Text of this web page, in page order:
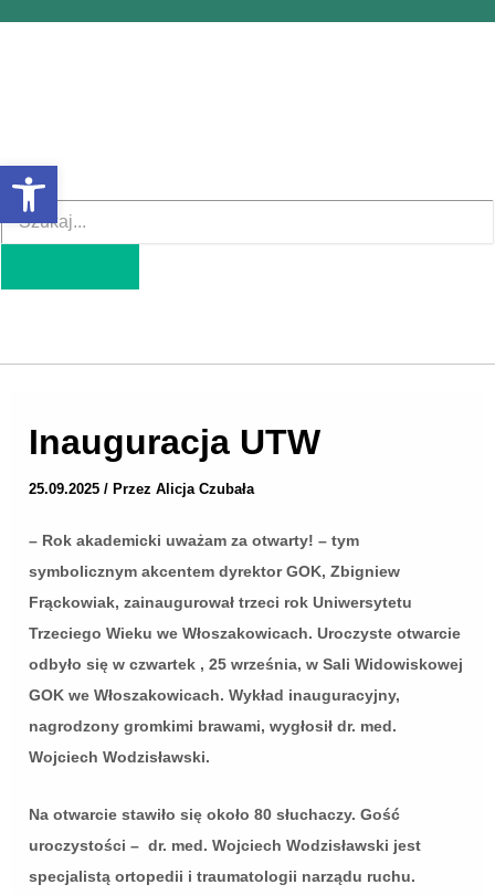
Inauguracja UTW
25.09.2025/ PrzezAlicja Czubała
– Rok akademicki uważam za otwarty! – tym
symbolicznym akcentem dyrektor GOK, Zbigniew
Frąckowiak, zainaugurował trzeci rok Uniwersytetu
Trzeciego Wieku we Włoszakowicach. Uroczyste otwarcie
odbyło się w czwartek , 25 września, w Sali Widowiskowej
GOK we Włoszakowicach. Wykład inauguracyjny,
nagrodzony gromkimi brawami, wygłosił dr. med.
Wojciech Wodzisławski.
Na otwarcie stawiło się około 80 słuchaczy. Gość
uroczystości – dr. med. Wojciech Wodzisławski jest
specjalistą ortopedii i traumatologii narządu ruchu.
Otwórz pasek narzędzi